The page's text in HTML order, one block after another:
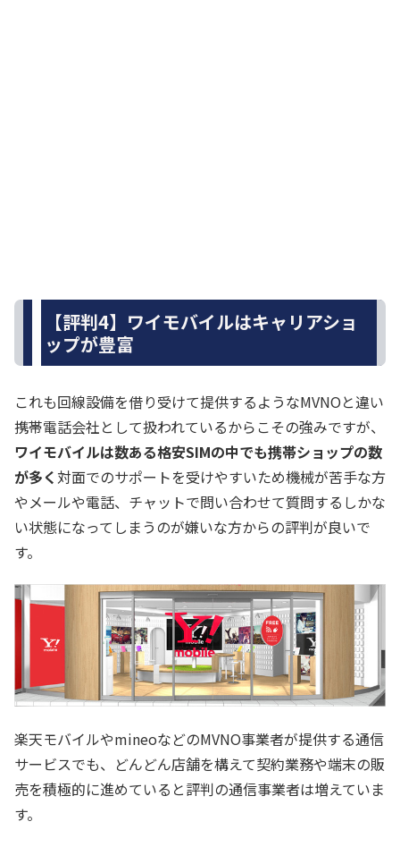
【評判4】ワイモバイルはキャリアショ
ップが豊富
これも回線設備を借り受けて提供するようなMVNOと違い
携帯電話会社として扱われているからこその強みですが、
ワイモバイルは数ある格安SIMの中でも携帯ショップの数
が多く対面でのサポートを受けやすいため機械が苦手な方
やメールや電話、チャットで問い合わせて質問するしかな
い状態になってしまうのが嫌いな方からの評判が良いで
す。
楽天モバイルやmineoなどのMVNO事業者が提供する通信
サービスでも、どんどん店舗を構えて契約業務や端末の販
売を積極的に進めていると評判の通信事業者は増えていま
す。